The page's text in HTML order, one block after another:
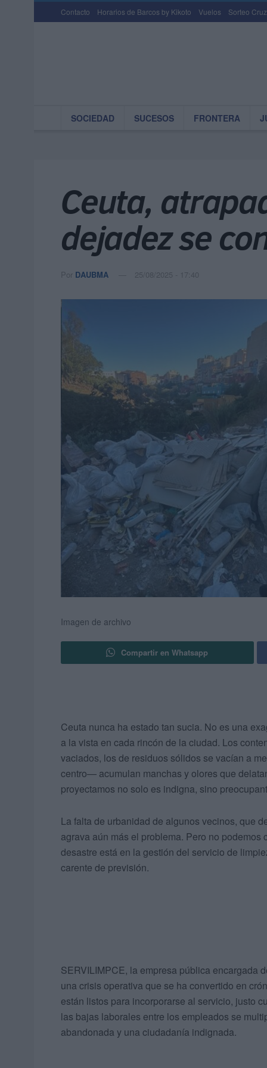
Contacto Horarios de Barcos by Kikoto Vuelos Sorteo
SOCIEDAD SUCESOS FRONTERA
Ceuta,
dejadez se
Por DAUBMA 25/08/2025 - 17:40
Imagen de archivo
Compartir en Whatsapp
Ceuta nunca ha estado tan sucia. No es una
a la vista en cada rincón de la ciudad. Los
vaciados, los de residuos sólidos se vacían a
centro— acumulan manchas y olores que
proyectamos no solo es indigna, sino
La falta de urbanidad de algunos vecinos, que
agrava aún más el problema. Pero no
desastre está en la gestión del servicio de
carente de previsión.
SERVILIMPCE, la empresa pública encargada
una crisis operativa que se ha convertido en
están listos para incorporarse al servicio, justo
las bajas laborales entre los empleados se
abandonada y una ciudadanía indignada.